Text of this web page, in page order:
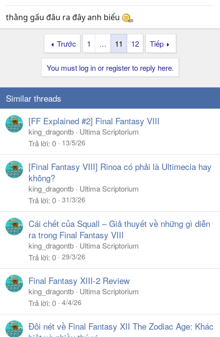
thằng gấu đâu ra đây anh biểu
Trước 1 … 11 12 Tiếp
You must log in or register to reply here.
Similar threads
[FF Explained #2] Final Fantasy VIII
king_dragontb
Ultima Scriptorium
Trả lời 0 13/5/26
[Final Fantasy VIII] Rinoa có phải là Ultimecia hay
không?
king_dragontb
Ultima Scriptorium
Trả lời 0 31/3/26
Cái chết của Squall – Giả thuyết về những gì diễn
ra trong Final Fantasy VIII
king_dragontb
Ultima Scriptorium
Trả lời 0 29/3/26
Final Fantasy XIII-2 Review
king_dragontb
Ultima Scriptorium
Trả lời 0 4/4/26
Đôi nét về Final Fantasy XII The Zodiac Age: Khác